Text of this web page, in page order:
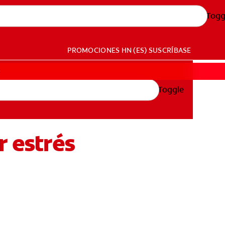
PROMOCIONES HN (ES) SUSCRÍBASE
Toggle
estrés